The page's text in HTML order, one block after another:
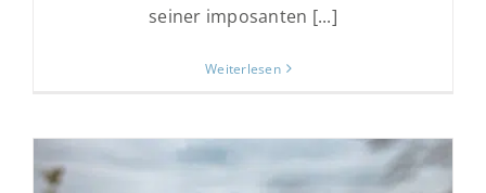
seiner imposanten [...]
Weiterlesen